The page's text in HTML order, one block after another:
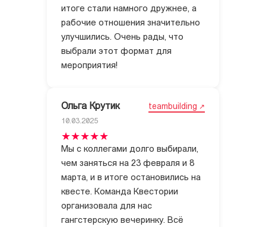
итоге стали намного дружнее, а
рабочие отношения значительно
улучшились. Очень рады, что
выбрали этот формат для
мероприятия!
Ольга Крутик teambuilding
10.03.2025
Мы с коллегами долго выбирали,
чем заняться на 23 февраля и 8
марта, и в итоге остановились на
квесте. Команда Квестории
организовала для нас
гангстерскую вечеринку. Всё